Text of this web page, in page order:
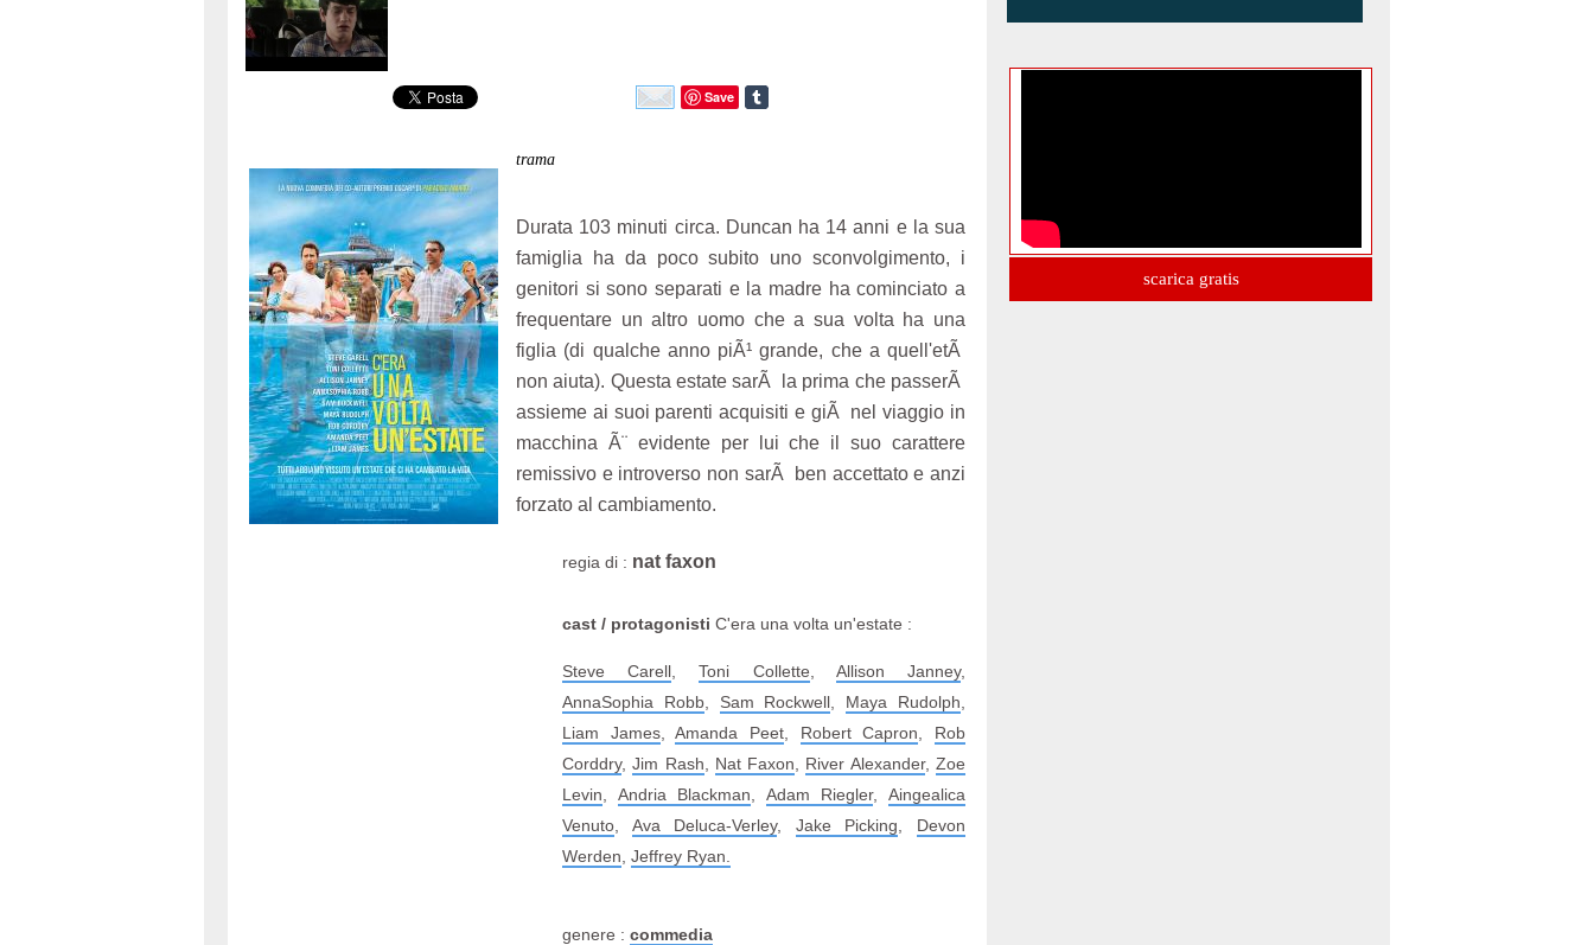
Save
trama
Durata 103 minuti circa. Duncan ha 14 anni e la sua
famiglia ha da poco subito uno sconvolgimento, i
genitori si sono separati e la madre ha cominciato a
frequentare un altro uomo che a sua volta ha una
figlia (di qualche anno piÃ¹ grande, che a quell'etÃ
non aiuta). Questa estate sarÃ la prima che passerÃ
assieme ai suoi parenti acquisiti e giÃ nel viaggio in
macchina Ã¨ evidente per lui che il suo carattere
remissivo e introverso non sarÃ ben accettato e anzi
forzato al cambiamento.
regia di : nat faxon
cast / protagonisti C'era una volta un'estate :
Steve Carell ,Toni Collette Allison Janney,
AnnaSophia Robb, Sam Rockwell Maya Rudolph
Liam James,Amanda Peet Robert Capron
Rob
Corddry,Jim Rash Nat Faxon River Alexander,Zoe
Levin
Andria Blackman Adam Riegler,Aingealica
Venuto
Ava Deluca-Verley, Jake Picking
Devon
Werden Jeffrey Ryan.
genere : commedia
scarica gratis